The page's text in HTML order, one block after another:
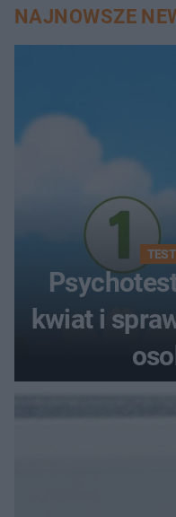
NAJNOWSZE
kwiat i